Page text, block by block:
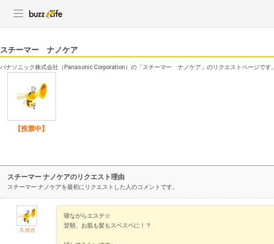
スチーマー ナノケア
パナソニック株式会社（Panasonic Corporation）の「スチーマー ナノケア」のリクエストページです。
【投票中】
スチーマー ナノケアのリクエスト理由
スチーマー ナノケアを最初にリクエストした人のコメントです。
スガガ
寝ながらエステ☆
翌朝、お肌も髪もスベスベに！？